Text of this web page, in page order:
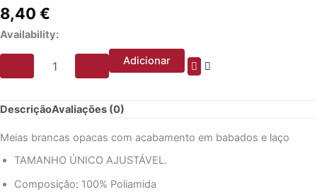
8,40 €
Availability:Quantidade
AVENUE
CALAS
OPACAS
COM
FOLHO
ACABAMENTO
Adicionar
DescriçãoAvaliações (0)
Meias brancas opacas com acabamento em babados e laço
TAMANHO ÚNICO AJUSTÁVEL.
Composição: 100% Poliamida